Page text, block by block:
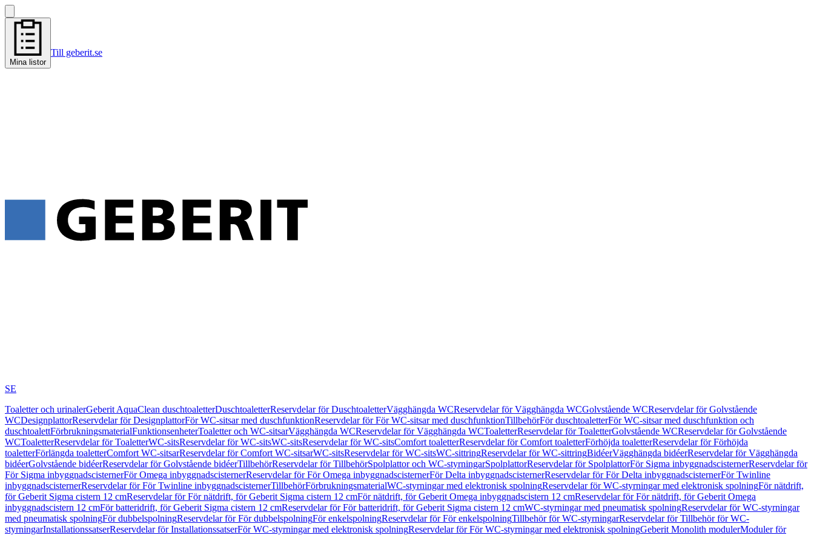
Mina listor
Till geberit.se
SE
Toaletter och urinalerGeberit AquaClean duschtoaletterDuschtoaletterReservdelar för DuschtoaletterVägghängda WCReservdelar för Vägghängda WCGolvstående WCReservdelar för Golvstående
WCDesignplattorReservdelar för DesignplattorFör WC-sitsar med duschfunktionReservdelar för För WC-sitsar med duschfunktionTillbehörFör duschtoaletterFör WC-sitsar med duschfunktion och
duschtoalettFörbrukningsmaterialFunktionsenheterToaletter och WC-sitsarVägghängda WCReservdelar för Vägghängda WCToaletterReservdelar för ToaletterGolvstående WCReservdelar för Golvstående
WCToaletterReservdelar för ToaletterWC-sitsReservdelar för WC-sitsWC-sitsReservdelar för WC-sitsComfort toaletterReservdelar för Comfort toaletterFörhöjda toaletterReservdelar för Förhöjda
toaletterFörlängda toaletterComfort WC-sitsarReservdelar för Comfort WC-sitsarWC-sitsReservdelar för WC-sitsWC-sittringReservdelar för WC-sittringBidéerVägghängda bidéerReservdelar för Vägghängda
bidéerGolvstående bidéerReservdelar för Golvstående bidéerTillbehörReservdelar för TillbehörSpolplattor och WC-styrningarSpolplattorReservdelar för SpolplattorFör Sigma inbyggnadscisternerReservdelar för
För Sigma inbyggnadscisternerFör Omega inbyggnadscisternerReservdelar för För Omega inbyggnadscisternerFör Delta inbyggnadscisternerReservdelar för För Delta inbyggnadscisternerFör Twinline
inbyggnadscisternerReservdelar för För Twinline inbyggnadscisternerTillbehörFörbrukningsmaterialWC-styrningar med elektronisk spolningReservdelar för WC-styrningar med elektronisk spolningFör nätdrift,
för Geberit Sigma cistern 12 cmReservdelar för För nätdrift, för Geberit Sigma cistern 12 cmFör nätdrift, för Geberit Omega inbyggnadscistern 12 cmReservdelar för För nätdrift, för Geberit Omega
inbyggnadscistern 12 cmFör batteridrift, för Geberit Sigma cistern 12 cmReservdelar för För batteridrift, för Geberit Sigma cistern 12 cmWC-styrningar med pneumatisk spolningReservdelar för WC-styrningar
med pneumatisk spolningFör dubbelspolningReservdelar för För dubbelspolningFör enkelspolningReservdelar för För enkelspolningTillbehör för WC-styrningarReservdelar för Tillbehör för WC-
styrningarInstallationssatserReservdelar för InstallationssatserFör WC-styrningar med elektronisk spolningReservdelar för För WC-styrningar med elektronisk spolningGeberit Monolith modulerModuler för